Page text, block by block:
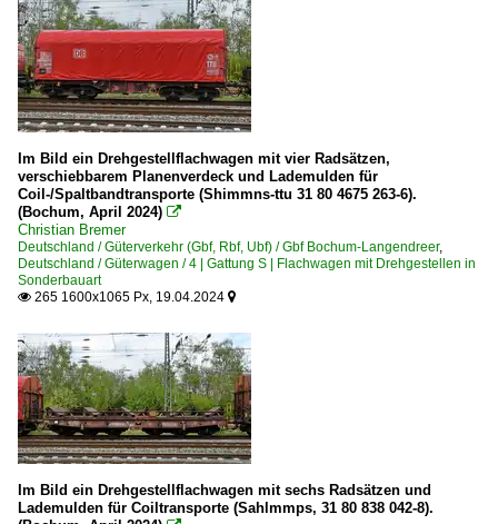
Im Bild ein Drehgestellflachwagen mit vier Radsätzen,
verschiebbarem Planenverdeck und Lademulden für
Coil-/Spaltbandtransporte (Shimmns-ttu 31 80 4675 263-6).
(Bochum, April 2024) 
Christian Bremer
Deutschland / Güterverkehr (Gbf, Rbf, Ubf) / Gbf Bochum-Langendreer,
Deutschland / Güterwagen / 4 | Gattung S | Flachwagen mit Drehgestellen in
Sonderbauart
 265 1600x1065 Px, 19.04.2024 
Im Bild ein Drehgestellflachwagen mit sechs Radsätzen und
Lademulden für Coiltransporte (Sahlmmps, 31 80 838 042-8).